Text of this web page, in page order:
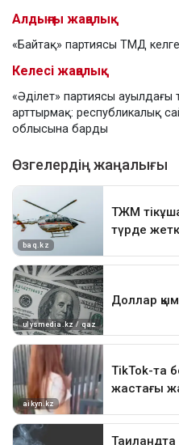
Алдыңғы жаңалық
«Байтақ» партиясы ТМД
Келесі жаңалық
«Әділет» партиясы ауылдағы
арттырмақ: республикалық
облысына барды